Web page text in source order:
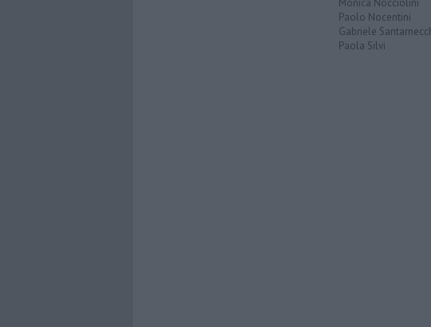
Monica Nocciolini
Paolo Nocentini
Gabriele
Paola Silvi